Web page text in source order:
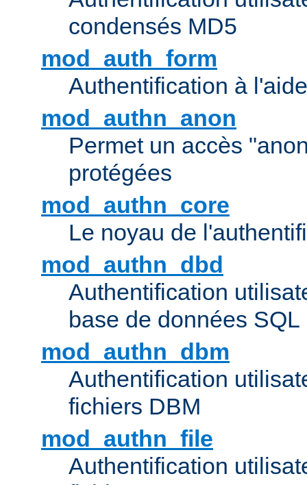
condensés MD5
mod_auth_form
Authentification à
mod_authn_anon
Permet un accès
protégées
mod_authn_core
Le noyau de
mod_authn_dbd
Authentification
base de données SQL
mod_authn_dbm
Authentification
fichiers DBM
mod_authn_file
Authentification